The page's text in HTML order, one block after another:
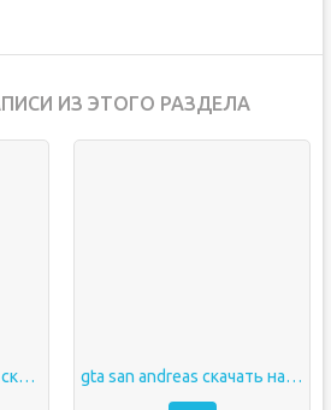
ИЗ ЭТОГО РАЗДЕЛА
gta san andreas android скачать gta san andreas скачать на android